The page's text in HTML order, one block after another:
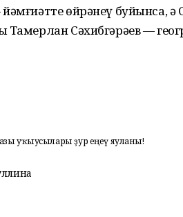
өйрәнеү буйынса, ә
Сәхибгәрәев —
уҡыусылары ҙур еңеү яуланы!